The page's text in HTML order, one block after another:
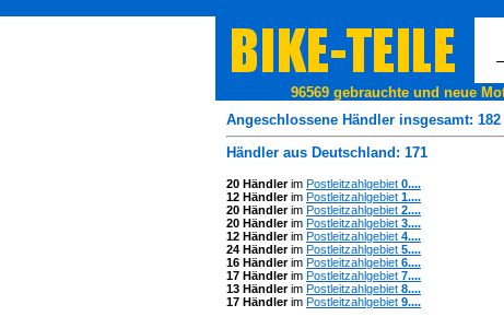
96569 gebrauchte und neue
Angeschlossene Händler insgesamt: 182
Händler aus Deutschland: 171
20 Händlerim Postleitzahlgebiet 0....
12 Händlerim Postleitzahlgebiet 1....
20 Händlerim Postleitzahlgebiet 2....
20 Händlerim Postleitzahlgebiet 3....
12 Händlerim Postleitzahlgebiet 4....
24 Händlerim Postleitzahlgebiet 5....
16 Händlerim Postleitzahlgebiet 6....
17 Händlerim Postleitzahlgebiet 7....
13 Händlerim Postleitzahlgebiet 8....
17 Händlerim Postleitzahlgebiet 9....